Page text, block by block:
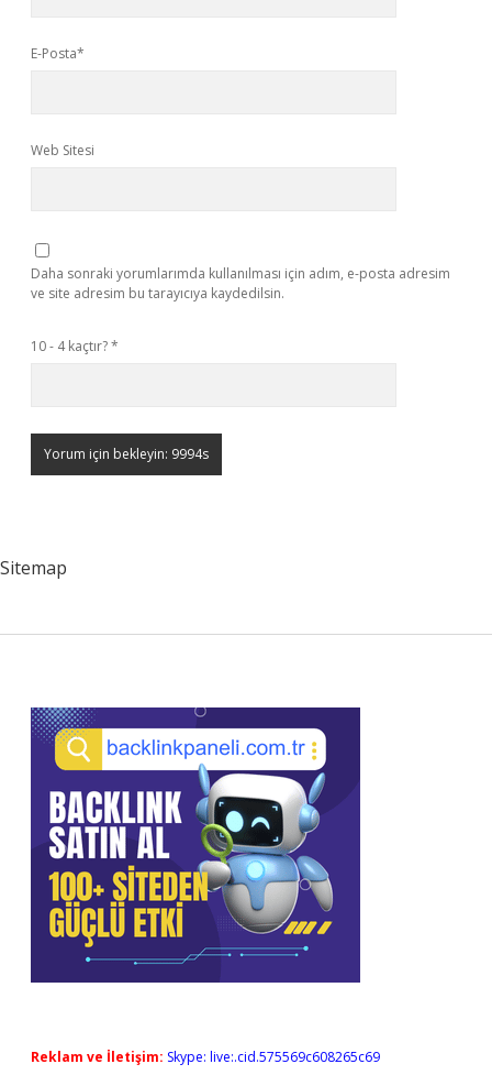
E-Posta*
Web Sitesi
Daha sonraki yorumlarımda kullanılması için adım, e-posta adresim
ve site adresim bu tarayıcıya kaydedilsin.
10 - 4 kaçtır?*
Sitemap
Sidebar
Reklam ve İletişim: Skype: live:.cid.575569c608265c69